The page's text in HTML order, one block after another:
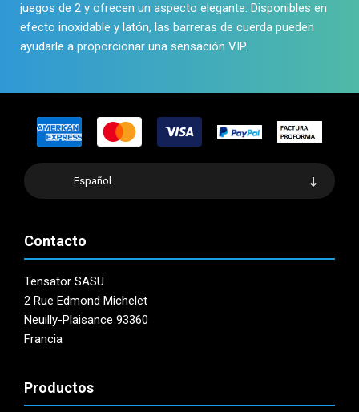
juegos de 2 y ofrecen un aspecto elegante. Disponibles en
efecto inoxidable y latón, las barreras de cuerda pueden
ayudarle a proporcionar una sensación VIP.
Español
Contacto
Tensator SASU
2 Rue Edmond Michelet
Neuilly-Plaisance 93360
Francia
Productos